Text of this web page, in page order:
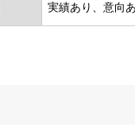
実績あり、意向